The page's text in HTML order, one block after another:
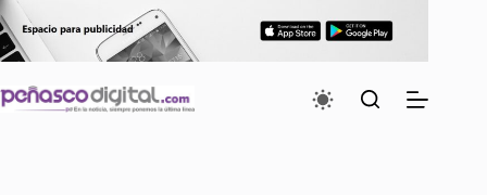
Saltar
al
contenido